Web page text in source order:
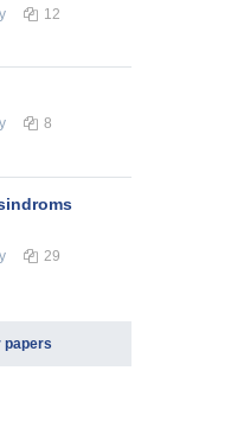
12
8
29
papers